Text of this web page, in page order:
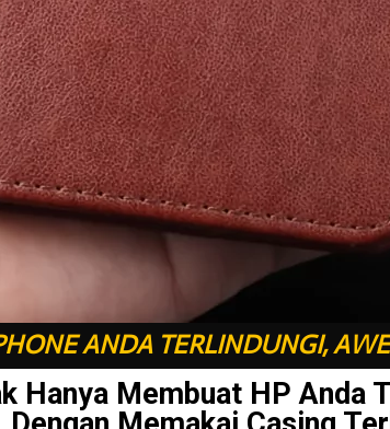
ANDA TERLINDUNGI,
Hanya Membuat HP Anda